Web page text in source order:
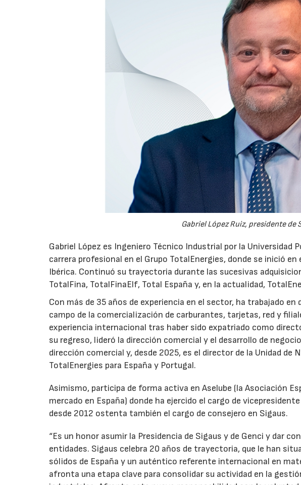
Gabriel López Ruiz, presidente de
Gabriel López es Ingeniero Técnico Industrial por la Universidad
carrera profesional en el Grupo TotalEnergies, donde se inició
Ibérica. Continuó su trayectoria durante las sucesivas
TotalFina, TotalFinaElf, Total España y, en la actualidad,
Con más de 35 años de experiencia en el sector, ha trabajado
campo de la comercialización de carburantes, tarjetas, red y
experiencia internacional tras haber sido expatriado como
su regreso, lideró la dirección comercial y el desarrollo de
dirección comercial y, desde 2025, es el director de la Unidad de
TotalEnergies para España y Portugal.
Asimismo, participa de forma activa en Aselube (la Asociación
mercado en España) donde ha ejercido el cargo de
desde 2012 ostenta también el cargo de consejero en Sigaus.
“Es un honor asumir la Presidencia de Sigaus y de Genci y dar
entidades. Sigaus celebra 20 años de trayectoria, que le han
sólidos de España y un auténtico referente internacional en
afronta una etapa clave para consolidar su actividad en la